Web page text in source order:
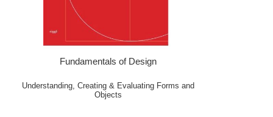
Fundamentals of Design
Understanding, Creating & Evaluating Forms and
Objects